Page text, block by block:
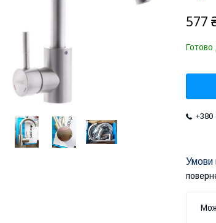
577
Готово
+380